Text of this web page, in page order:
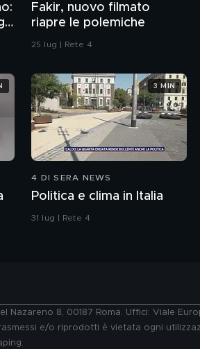
Fakir, nuovo filmato
riapre le polemiche
25 lug | Rete 4
4 DI SERA NEWS
Politica e clima in Italia
31 lug | Rete 4
3 MIN
Nazareno 8, 00187 Roma. Uffici: Viale
e/o riprodotti è vietata ogni